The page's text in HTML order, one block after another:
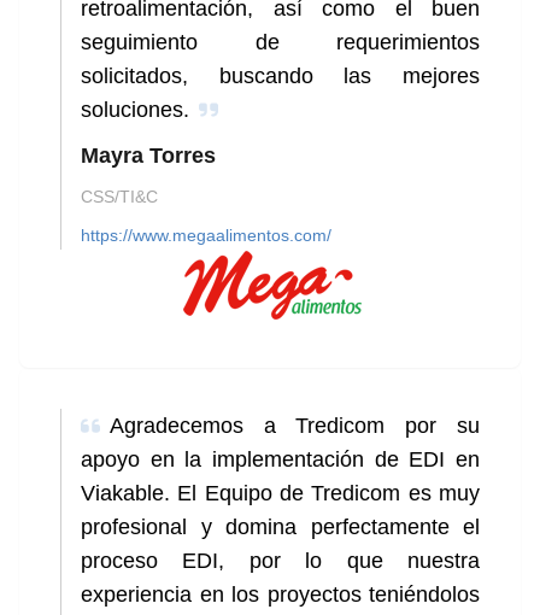
retroalimentación, así como el buen
seguimiento de requerimientos
solicitados, buscando las mejores
soluciones.
Mayra Torres
CSS/TI&C
https://www.megaalimentos.com/
Agradecemos a Tredicom por su
apoyo en la implementación de EDI en
Viakable. El Equipo de Tredicom es muy
profesional y domina perfectamente el
proceso EDI, por lo que nuestra
experiencia en los proyectos teniéndolos